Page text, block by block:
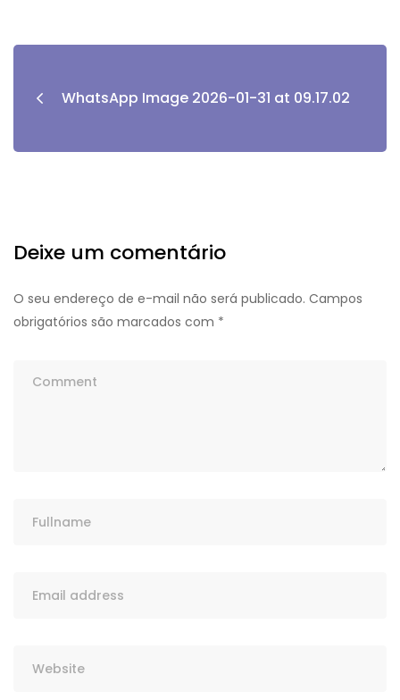
WhatsApp Image 2026-01-31 at 09.17.02
Deixe um comentário
O seu endereço de e-mail não será publicado. Campos
obrigatórios são marcados com *